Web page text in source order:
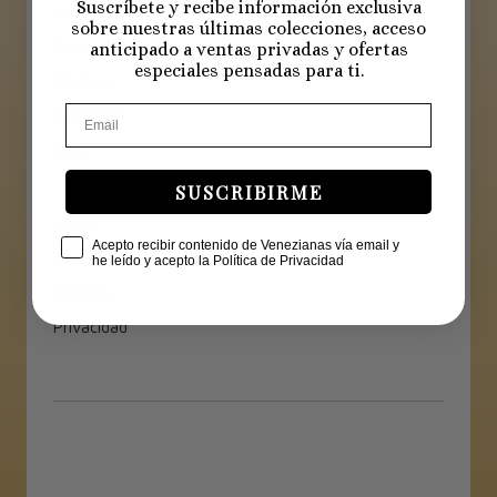
Verano
Mary Janes y Mercedes
Bailarinas
Blog
Términos y condiciones
Privacidad
Suscríbete y recibe información exclusiva
sobre nuestras últimas colecciones, acceso
anticipado a ventas privadas y ofertas
especiales pensadas para ti.
SUSCRIBIRME
Check Box
Acepto recibir contenido de Venezianas vía email y
he leído y acepto la Política de Privacidad